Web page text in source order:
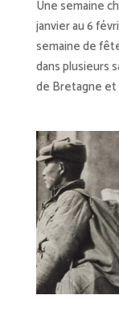
Une semaine
janvier au 6
semaine de
dans plusieurs
de Bretagne et